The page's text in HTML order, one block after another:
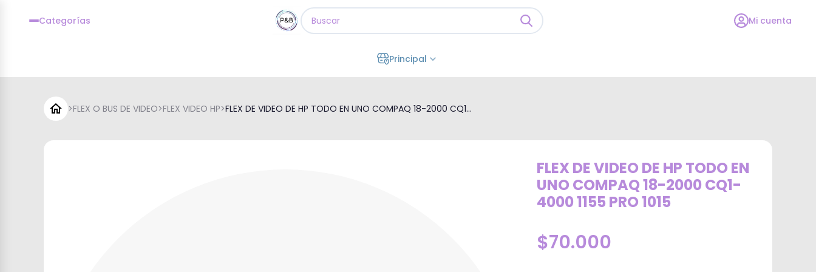
Categorías Mi cuenta
Principal
>FLEX O BUS DE VIDEO>FLEX VIDEO HP>FLEX DE VIDEO DE HP TODO EN UNO COMPAQ 18-2000 CQ1...
FLEX DE VIDEO DE HP TODO EN
UNO COMPAQ 18-2000 CQ1-
4000 1155 PRO 1015
$70.000